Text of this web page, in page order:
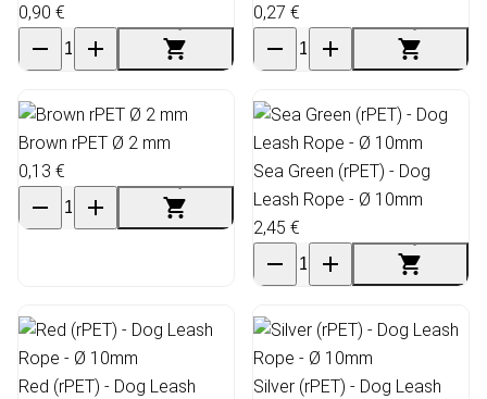
0,90 €
0,27 €
Brown rPET Ø 2 mm
0,13 €
Sea Green (rPET) - Dog
Leash Rope - Ø 10mm
2,45 €
Red (rPET) - Dog Leash
Silver (rPET) - Dog Leash